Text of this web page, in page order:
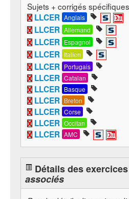
Sujets + corrigés
LLCER Anglais
LLCER Allemand
LLCER Espagnol
LLCER Italien
LLCER Portugais
LLCER Catalan
LLCER Basque
LLCER Breton
LLCER Corse
LLCER Occitan
LLCER AMC
Détails des exercices
associés